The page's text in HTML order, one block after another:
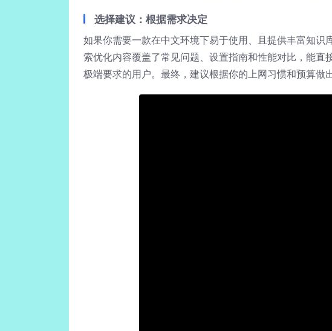
选择建议：根据需求决定
如果你需要一款在中文环境下易于使用、且提供丰富知识
索优化内容覆盖了常见问题、设置指南和性能对比，能
极端要求的用户。最终，建议根据你的上网习惯和预算做